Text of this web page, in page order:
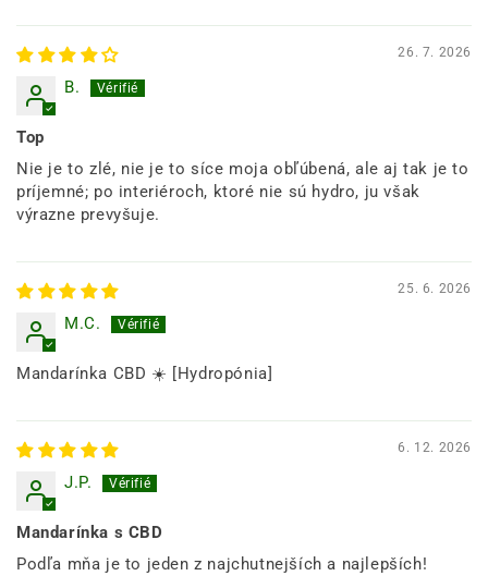
26. 7. 2026
B.
Top
Nie je to zlé, nie je to síce moja obľúbená, ale aj tak je to
príjemné; po interiéroch, ktoré nie sú hydro, ju však
výrazne prevyšuje.
25. 6. 2026
M.C.
Mandarínka CBD ☀️ [Hydropónia]
6. 12. 2026
J.P.
Mandarínka s CBD
Podľa mňa je to jeden z najchutnejších a najlepších!